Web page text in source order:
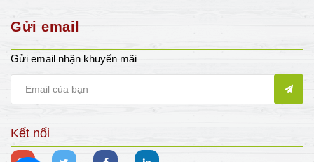
Gửi email
Gửi email nhận khuyến mãi
Kết nối